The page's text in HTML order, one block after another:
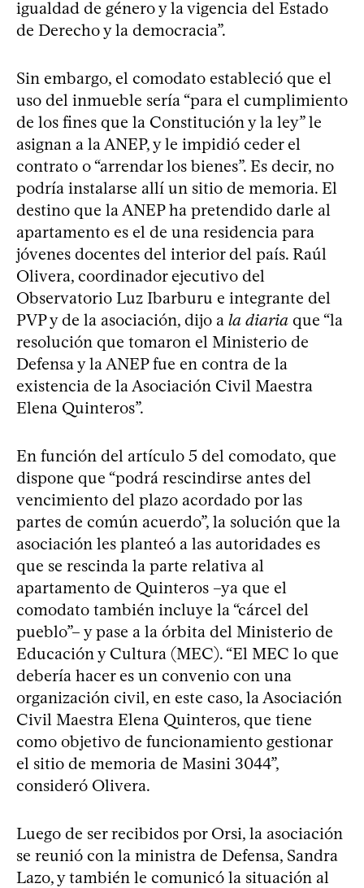
igualdad de género y la vigencia del Estado
de Derecho y la democracia”.
Sin embargo, el comodato estableció que el
uso del inmueble sería “para el cumplimiento
de los fines que la Constitución y la ley” le
asignan a la ANEP, y le impidió ceder el
contrato o “arrendar los bienes”. Es decir, no
podría instalarse allí un sitio de memoria. El
destino que la ANEP ha pretendido darle al
apartamento es el de una residencia para
jóvenes docentes del interior del país. Raúl
Olivera, coordinador ejecutivo del
Observatorio Luz Ibarburu e integrante del
PVP y de la asociación, dijo a la diaria que “la
resolución que tomaron el Ministerio de
Defensa y la ANEP fue en contra de la
existencia de la Asociación Civil Maestra
Elena Quinteros”.
En función del artículo 5 del comodato, que
dispone que “podrá rescindirse antes del
vencimiento del plazo acordado por las
partes de común acuerdo”, la solución que la
asociación les planteó a las autoridades es
que se rescinda la parte relativa al
apartamento de Quinteros –ya que el
comodato también incluye la “cárcel del
pueblo”– y pase a la órbita del Ministerio de
Educación y Cultura (MEC). “El MEC lo que
debería hacer es un convenio con una
organización civil, en este caso, la Asociación
Civil Maestra Elena Quinteros, que tiene
como objetivo de funcionamiento gestionar
el sitio de memoria de Masini 3044”,
consideró Olivera.
Luego de ser recibidos por Orsi, la asociación
se reunió con la ministra de Defensa, Sandra
Lazo, y también le comunicó la situación al